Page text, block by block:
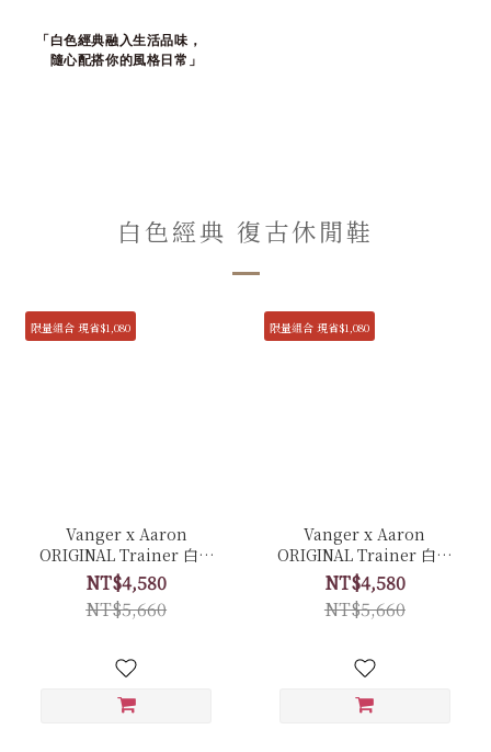
「白色經典融入生活品味，
隨心配搭你的風格日常」
白色經典 復古休閒鞋
限量組合 現省$1,080
Vanger x Aaron
ORIGINAL Trainer 白色
經典復古休閒鞋 聯名限量
套組 - Ca007皚白色(膠底)
NT$4,580
NT$5,660
限量組合 現省$1,080
Vanger x Aaron
ORIGINAL Trainer 白色
經典復古休閒鞋 聯名限量
套組 - Ca006卵石白(牛皮
拼接反毛皮)
NT$4,580
NT$5,660